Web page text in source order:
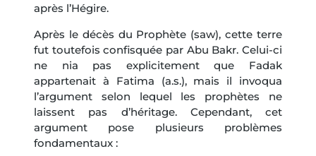
après l’Hégire.
Après le décès du Prophète (saw), cette terre
fut toutefois confisquée par Abu Bakr. Celui-ci
ne nia pas explicitement que Fadak
appartenait à Fatima (a.s.), mais il invoqua
l’argument selon lequel les prophètes ne
laissent pas d’héritage. Cependant, cet
argument pose plusieurs problèmes
fondamentaux :